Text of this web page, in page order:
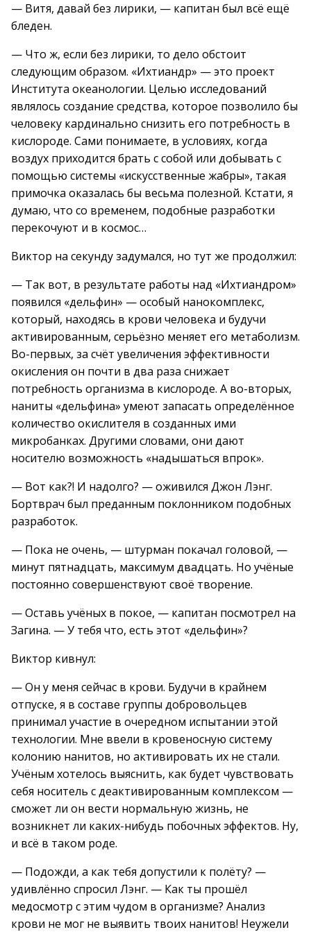
— Витя, давай без лирики, — капитан был всё ещё
бледен.
— Что ж, если без лирики, то дело обстоит
следующим образом. «Ихтиандр» — это проект
Института океанологии. Целью исследований
являлось создание средства, которое позволило бы
человеку кардинально снизить его потребность в
кислороде. Сами понимаете, в условиях, когда
воздух приходится брать с собой или добывать с
помощью системы «искусственные жабры», такая
примочка оказалась бы весьма полезной. Кстати, я
думаю, что со временем, подобные разработки
перекочуют и в космос…
Виктор на секунду задумался, но тут же продолжил:
— Так вот, в результате работы над «Ихтиандром»
появился «дельфин» — особый нанокомплекс,
который, находясь в крови человека и будучи
активированным, серьёзно меняет его метаболизм.
Во-первых, за счёт увеличения эффективности
окисления он почти в два раза снижает
потребность организма в кислороде. А во-вторых,
наниты «дельфина» умеют запасать определённое
количество окислителя в созданных ими
микробанках. Другими словами, они дают
носителю возможность «надышаться впрок».
— Вот как?! И надолго? — оживился Джон Лэнг.
Бортврач был преданным поклонником подобных
разработок.
— Пока не очень, — штурман покачал головой, —
минут пятнадцать, максимум двадцать. Но учёные
постоянно совершенствуют своё творение.
— Оставь учёных в покое, — капитан посмотрел на
Загина. — У тебя что, есть этот «дельфин»?
Виктор кивнул:
— Он у меня сейчас в крови. Будучи в крайнем
отпуске, я в составе группы добровольцев
принимал участие в очередном испытании этой
технологии. Мне ввели в кровеносную систему
колонию нанитов, но активировать их не стали.
Учёным хотелось выяснить, как будет чувствовать
себя носитель с деактивированным комплексом —
сможет ли он вести нормальную жизнь, не
возникнет ли каких-нибудь побочных эффектов. Ну,
и всё в таком роде.
— Подожди, а как тебя допустили к полёту? —
удивлённо спросил Лэнг. — Как ты прошёл
медосмотр с этим чудом в организме? Анализ
крови не мог не выявить твоих нанитов! Неужели